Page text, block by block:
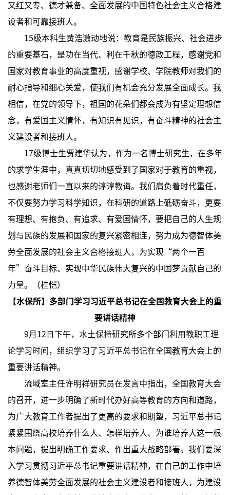
又红又专、德才兼备、全面发展的中国特色社会主义合格建
设者和可靠接班人。
15级本科生黄浩激动地说：教育是民族振兴、社会进步
的重要基石，是功在当代、利在千秋的德政工程，感谢党和
国家对教育事业的高度重视，感谢学校、学院教师对我们的
耐心指导和细心关爱，使我们有机会充分发展全面成长。我
相信，在党的领导下，祖国的花朵们都会成为有坚定理想信
念，有爱国主义情怀，有知识有见识，有奋斗精神的社会主
义建设者和接班人。
17级博士生贾建华认为，作为一名博士研究生，在多年
的求学生涯中，真真切切地感受到了国家对于教育的重视，
也感谢老师们一直以来的谆谆教诲。我们肩负着时代重任，
不仅要努力学习科学知识，在科研的道路上砥砺奋斗，更要
有理想、有抱负、有追求、有爱国情怀，要把自己的人生规
划与民族的发展和国家的复兴紧密相连，努力成为德智体美
劳全面发展的社会主义合格接班人，为实现“两个一百
年”奋斗目标、实现中华民族伟大复兴的中国梦贡献自己的
力量。（桂恺）
【水保所】多部门学习习近平总书记在全国教育大会上的重
要讲话精神
9月12日下午，水土保持研究所多个部门利用教职工理
论学习时间，组织学习了习近平总书记在全国教育大会上的
重要讲话精神。
流域室主任许明祥研究员在发言中指出，全国教育大会
的召开，进一步明确了新时代办好高等教育的方向和道路，
为广大教育工作者提出了更高的要求和期望，习近平总书记
紧紧围绕高校培养什么人、怎样培养人、为谁培养人这一根
本问题，提出明确工作要求、作出重大战略部署。我们要深
入学习贯彻习近平总书记重要讲话精神，在自己的工作中培
养德智体美劳全面发展的社会主义建设者和接班人，为建设